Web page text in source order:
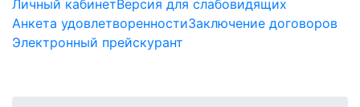
Личный кабинетВерсия для слабовидящих
Анкета удовлетворенностиЗаключение договоров
Электронный прейскурант